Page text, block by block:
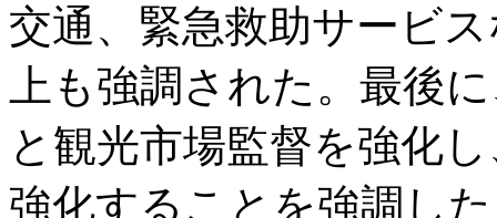
交通、緊急救助サービ
上も強調された。最後
と観光市場監督を強化
強化することを強調し